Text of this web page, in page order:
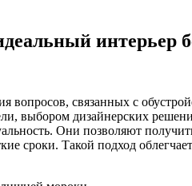
интерьер
связанных с
выбором дизайнерских
Они позволяют
сроки. Такой подход